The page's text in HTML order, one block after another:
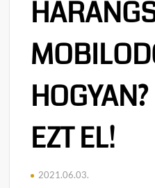
EZT EL!
2021.06.03.